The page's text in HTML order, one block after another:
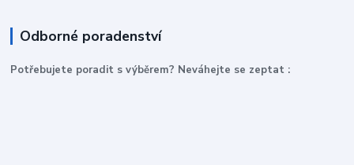
Odborné poradenství
Potřebujete poradit s výběrem? Neváhejte se zeptat :